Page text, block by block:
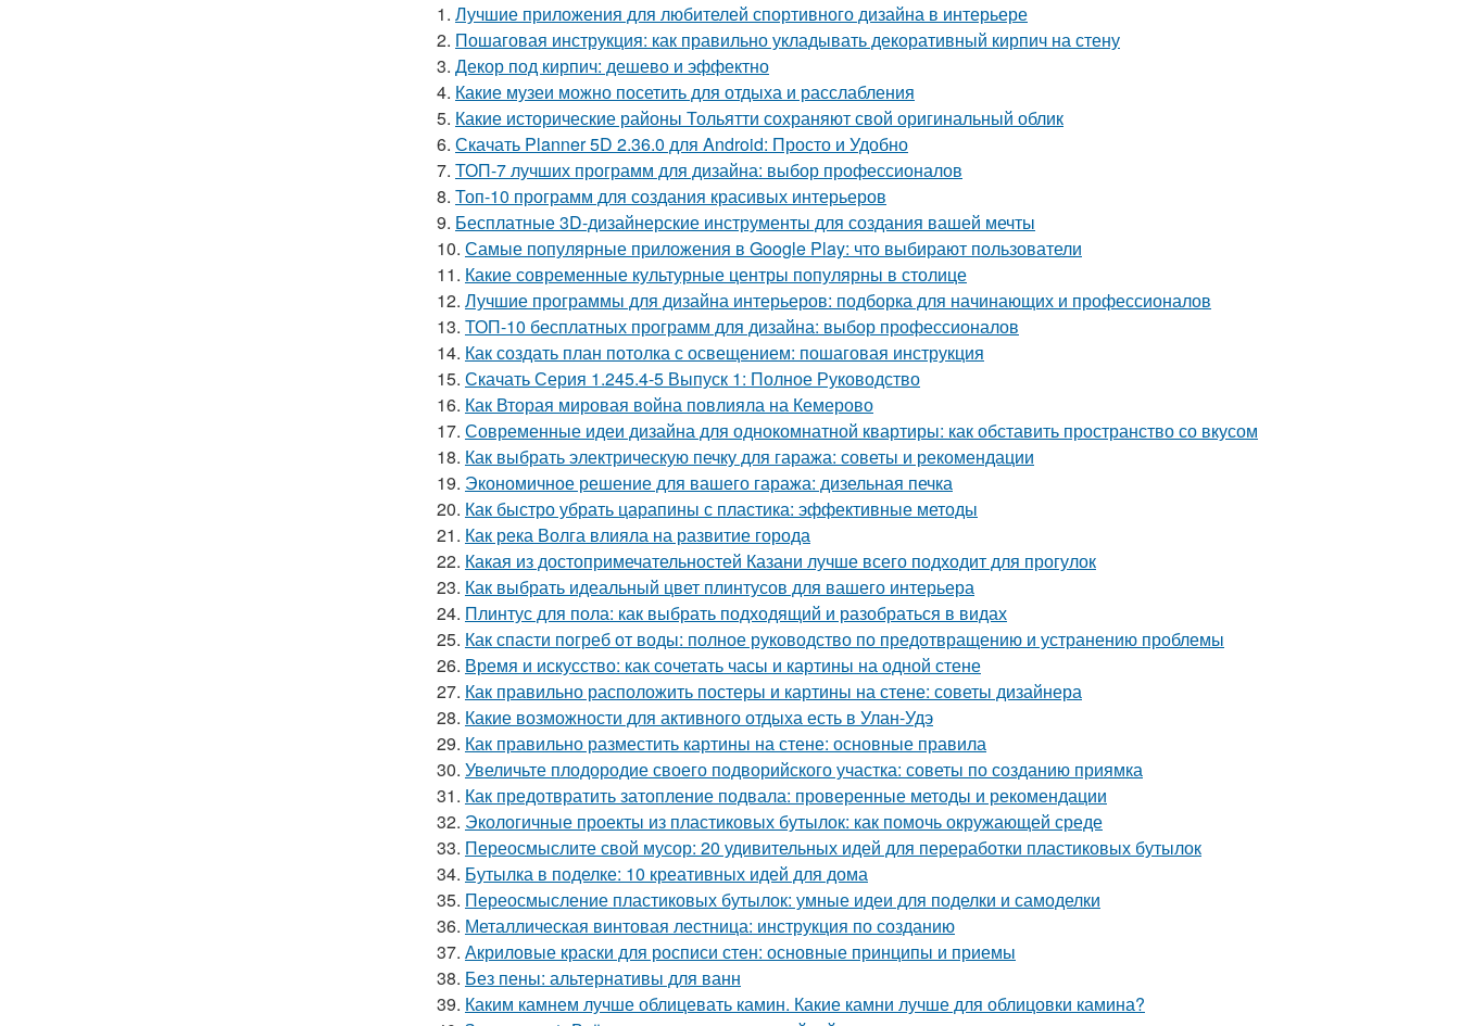
1. Лучшие приложения для любителей спортивного дизайна в интерьере
2. Пошаговая инструкция: как правильно укладывать декоративный кирпич на стену
3. Декор под кирпич: дешево и эффектно
4. Какие музеи можно посетить для отдыха и расслабления
5. Какие исторические районы Тольятти сохраняют свой оригинальный облик
6. Скачать Planner 5D 2.36.0 для Android: Просто и Удобно
7. ТОП-7 лучших программ для дизайна: выбор профессионалов
8. Топ-10 программ для создания красивых интерьеров
9. Бесплатные 3D-дизайнерские инструменты для создания вашей мечты
10. Самые популярные приложения в Google Play: что выбирают пользователи
11. Какие современные культурные центры популярны в столице
12. Лучшие программы для дизайна интерьеров: подборка для начинающих и профессионалов
13. ТОП-10 бесплатных программ для дизайна: выбор профессионалов
14. Как создать план потолка с освещением: пошаговая инструкция
15. Скачать Серия 1.245.4-5 Выпуск 1: Полное Руководство
16. Как Вторая мировая война повлияла на Кемерово
17. Современные идеи дизайна для однокомнатной квартиры: как обставить пространство со вкусом
18. Как выбрать электрическую печку для гаража: советы и рекомендации
19. Экономичное решение для вашего гаража: дизельная печка
20. Как быстро убрать царапины с пластика: эффективные методы
21. Как река Волга влияла на развитие города
22. Какая из достопримечательностей Казани лучше всего подходит для прогулок
23. Как выбрать идеальный цвет плинтусов для вашего интерьера
24. Плинтус для пола: как выбрать подходящий и разобраться в видах
25. Как спасти погреб от воды: полное руководство по предотвращению и устранению проблемы
26. Время и искусство: как сочетать часы и картины на одной стене
27. Как правильно расположить постеры и картины на стене: советы дизайнера
28. Какие возможности для активного отдыха есть в Улан-Удэ
29. Как правильно разместить картины на стене: основные правила
30. Увеличьте плодородие своего подворийского участка: советы по созданию приямка
31. Как предотвратить затопление подвала: проверенные методы и рекомендации
32. Экологичные проекты из пластиковых бутылок: как помочь окружающей среде
33. Переосмыслите свой мусор: 20 удивительных идей для переработки пластиковых бутылок
34. Бутылка в поделке: 10 креативных идей для дома
35. Переосмысление пластиковых бутылок: умные идеи для поделки и самоделки
36. Металлическая винтовая лестница: инструкция по созданию
37. Акриловые краски для росписи стен: основные принципы и приемы
38. Без пены: альтернативы для ванн
39. Каким камнем лучше облицевать камин. Какие камни лучше для облицовки камина?